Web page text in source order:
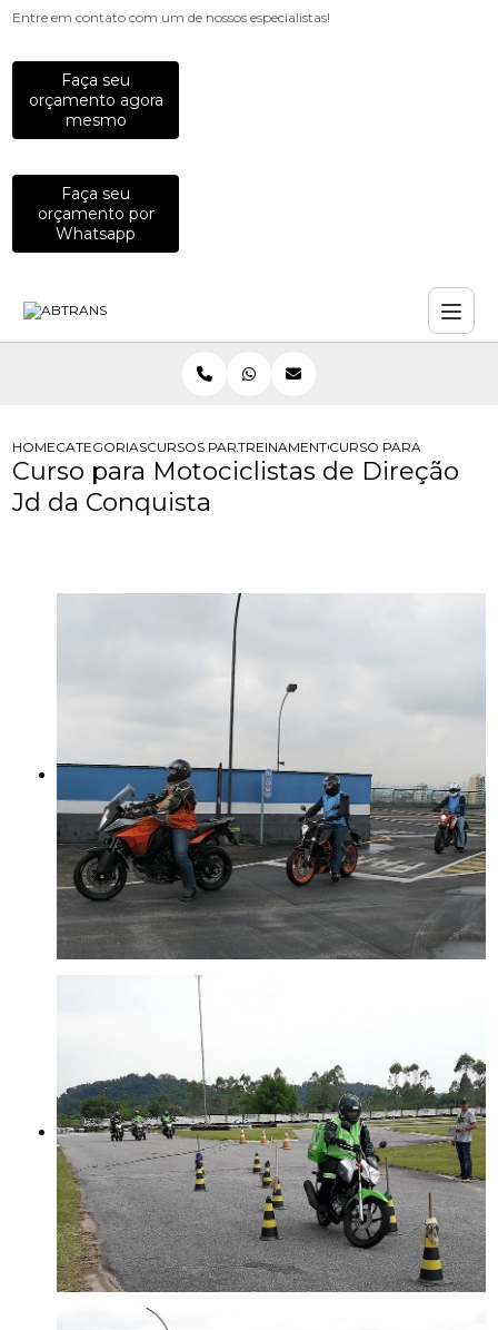
Entre em contato com um de nossos especialistas!
Faça seu
orçamento agora
mesmo
Faça seu
orçamento por
Whatsapp
HOMECATEGORIASCURSOS PARA MOTOCICLISTAS
TREINAMENTO PARA MOTOCICLISTA
CURSO PARA
Curso para Motociclistas de Direção
Jd da Conquista